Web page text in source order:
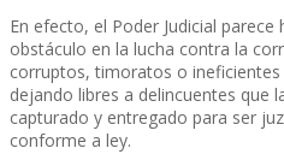
En efecto, el Poder Judicial
obstáculo en la lucha contra la
corruptos, timoratos o
dejando libres a delincuentes que
capturado y entregado para ser
conforme a ley.